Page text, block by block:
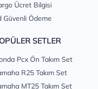
Ücret Bilgisi
Güvenli Ödeme
SETLER
Pcx Ön Takım Set
R25 Takım Set
MT25 Takım Set